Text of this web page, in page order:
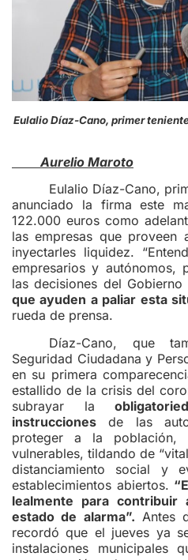
Eulalio Díaz-Cano, primer
Foto:
Aurelio Maroto
Eulalio Díaz-Cano,
anunciado la firma este
122.000 euros como
las empresas que proveen
inyectarles liquidez.
empresarios y autónomos,
las decisiones del Gobierno
que ayuden a paliar esta
rueda de prensa.
Díaz-Cano, que
Seguridad Ciudadana y
en su primera
estallido de la crisis del
subrayar la
instrucciones de las
proteger a la
vulnerables, tildando de
distanciamiento social y
establecimientos abiertos.
lealmente para
estado de alarma”. Antes
recordó que el jueves ya
instalaciones municipales